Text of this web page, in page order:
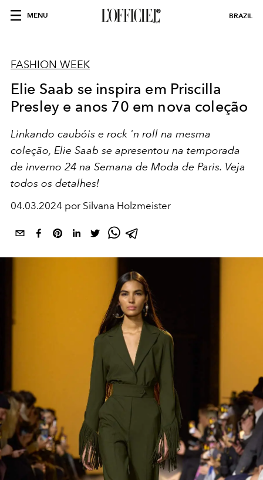
MENU BRAZIL
FASHION WEEK
Elie Saab se inspira em Priscilla
Presley e anos 70 em nova coleção
Linkando caubóis e rock 'n roll na mesma
coleção, Elie Saab se apresentou na temporada
de inverno 24 na Semana de Moda de Paris. Veja
todos os detalhes!
04.03.2024 por Silvana Holzmeister